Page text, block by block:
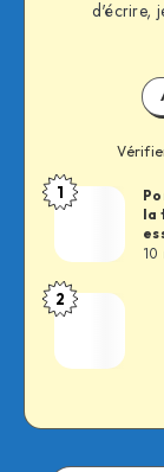
d'écrire,
Fabien
1
la
10
Fabien
2